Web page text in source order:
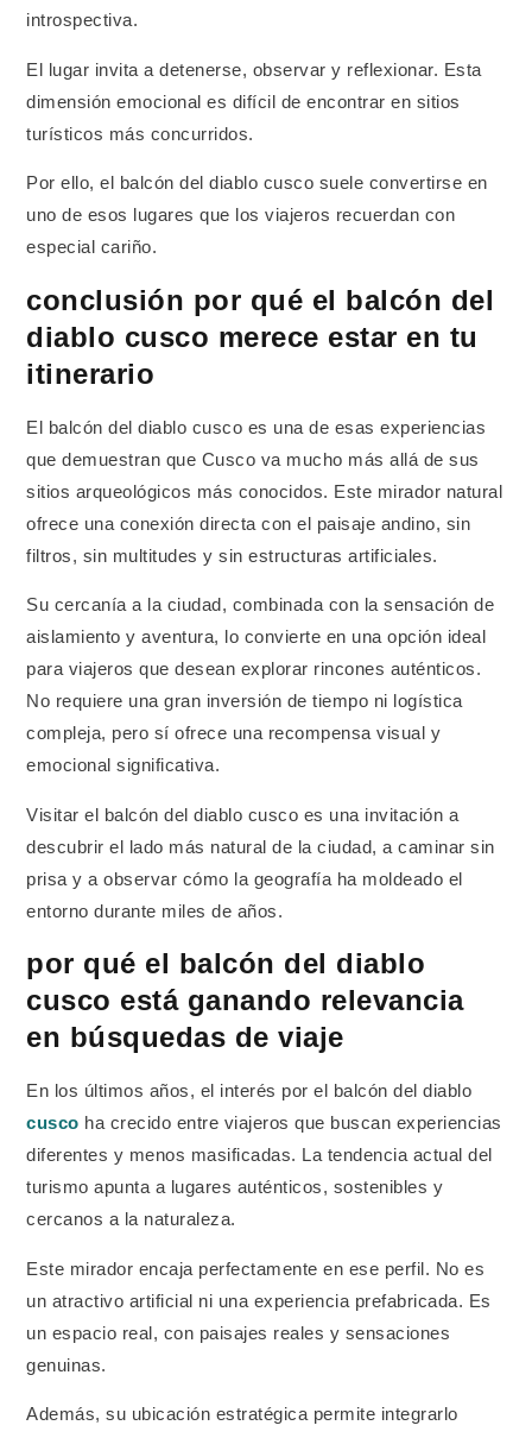
introspectiva.
El lugar invita a detenerse, observar y reflexionar. Esta
dimensión emocional es difícil de encontrar en sitios
turísticos más concurridos.
Por ello, el balcón del diablo cusco suele convertirse en
uno de esos lugares que los viajeros recuerdan con
especial cariño.
conclusión por qué el balcón del
diablo cusco merece estar en tu
itinerario
El balcón del diablo cusco es una de esas experiencias
que demuestran que Cusco va mucho más allá de sus
sitios arqueológicos más conocidos. Este mirador natural
ofrece una conexión directa con el paisaje andino, sin
filtros, sin multitudes y sin estructuras artificiales.
Su cercanía a la ciudad, combinada con la sensación de
aislamiento y aventura, lo convierte en una opción ideal
para viajeros que desean explorar rincones auténticos.
No requiere una gran inversión de tiempo ni logística
compleja, pero sí ofrece una recompensa visual y
emocional significativa.
Visitar el balcón del diablo cusco es una invitación a
descubrir el lado más natural de la ciudad, a caminar sin
prisa y a observar cómo la geografía ha moldeado el
entorno durante miles de años.
por qué el balcón del diablo
cusco está ganando relevancia
en búsquedas de viaje
En los últimos años, el interés por el balcón del diablo
cusco ha crecido entre viajeros que buscan experiencias
diferentes y menos masificadas. La tendencia actual del
turismo apunta a lugares auténticos, sostenibles y
cercanos a la naturaleza.
Este mirador encaja perfectamente en ese perfil. No es
un atractivo artificial ni una experiencia prefabricada. Es
un espacio real, con paisajes reales y sensaciones
genuinas.
Además, su ubicación estratégica permite integrarlo